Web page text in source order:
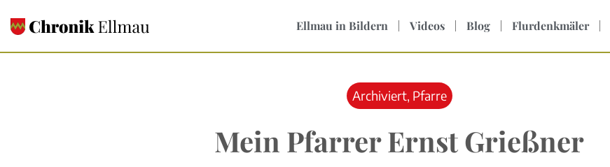
Ellmau in Bildern Videos Blog Flurdenkmäler
Archiviert, Pfarre
Mein Pfarrer Ernst Grießner